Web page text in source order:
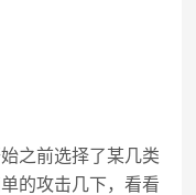
之前选择了某几类
的攻击几下，看看